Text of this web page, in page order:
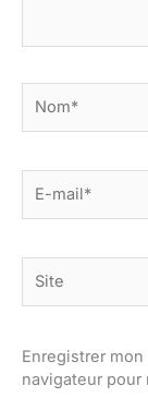
mail*
Enregistrer
navigateur pour